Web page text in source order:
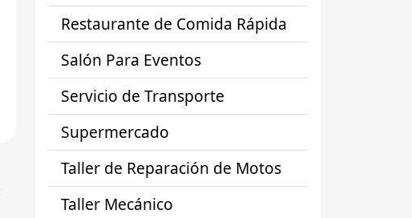
Restaurante de Comida Rápida
Salón Para Eventos
Servicio de Transporte
Supermercado
Taller de Reparación de Motos
Taller Mecánico